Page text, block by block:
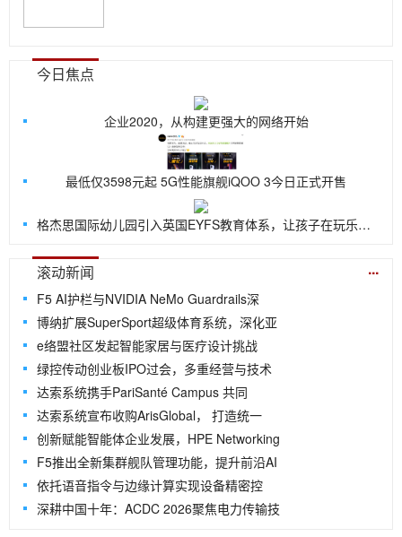
今日焦点
企业2020，从构建更强大的网络开始
最低仅3598元起 5G性能旗舰iQOO 3今日正式开售
格杰思国际幼儿园引入英国EYFS教育体系，让孩子在玩乐中探索世界
滚动新闻 ...
F5 AI护栏与NVIDIA NeMo Guardrails深
博纳扩展SuperSport超级体育系统，深化亚
e络盟社区发起智能家居与医疗设计挑战
绿控传动创业板IPO过会，多重经营与技术
达索系统携手PariSanté Campus 共同
达索系统宣布收购ArisGlobal， 打造统一
创新赋能智能体企业发展，HPE Networking
F5推出全新集群舰队管理功能，提升前沿AI
依托语音指令与边缘计算实现设备精密控
深耕中国十年：ACDC 2026聚焦电力传输技